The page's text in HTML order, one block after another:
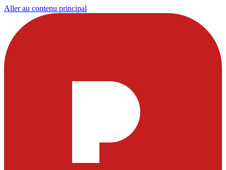
Aller au contenu principal